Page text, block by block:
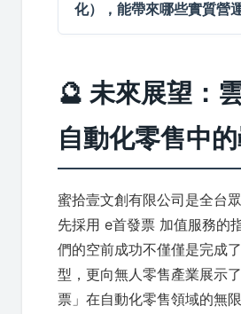
化），能帶來哪些實質營
🔮 未來展望：
自動化零售中
蜜拾壹文創有限公司是全台
先採用 e首發票 加值服務的
們的空前成功不僅僅是完成
型，更向無人零售產業展示
票」在自動化零售領域的無